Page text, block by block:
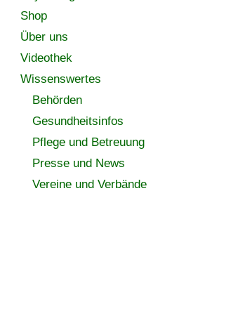
Shop
Über uns
Videothek
Wissenswertes
Behörden
Gesundheitsinfos
Pflege und Betreuung
Presse und News
Vereine und Verbände